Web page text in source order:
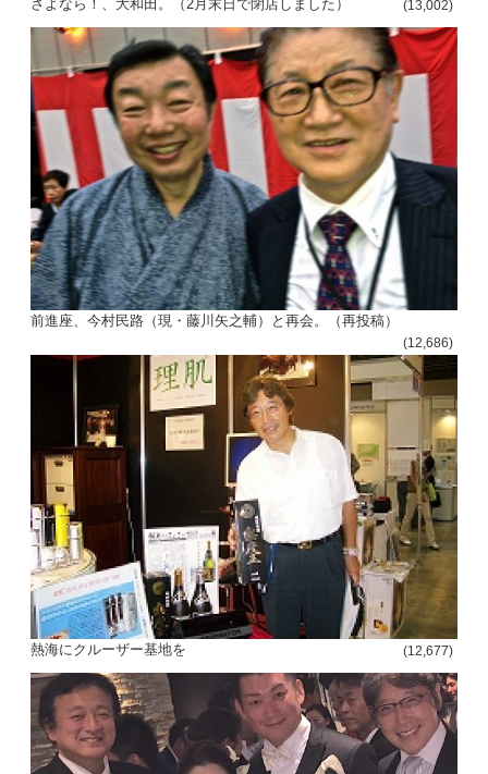
さよなら！、大和田。（2月末日で閉店しました） (13,002)
前進座、今村民路（現・藤川矢之輔）と再会。（再投稿）
(12,686)
熱海にクルーザー基地を (12,677)